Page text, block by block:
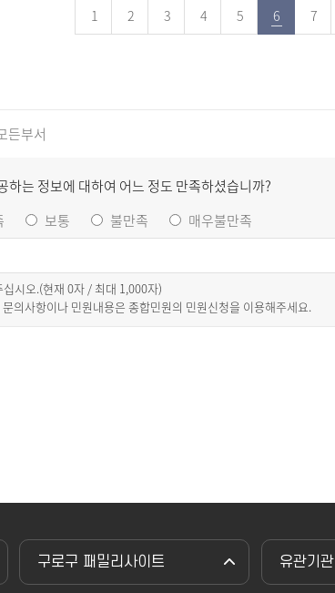
1 2 3 4 5 6 7
든부서
하는 정보에 대하여 어느 정도 만족하셨습니까?
보통 불만족 매우불만족
십시오.(현재0자 / 최대 1,000자)
의사항이나 민원내용은 종합민원의 민원신청을 이용해주세요.
구로구 패밀리사이트 유관기관